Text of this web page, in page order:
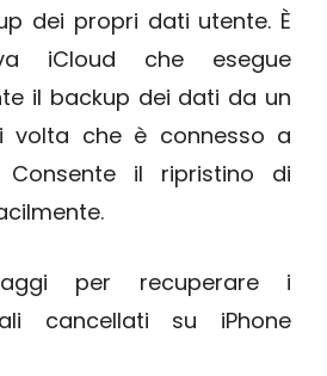
dei propri dati utente. È
iCloud che esegue
il backup dei dati da un
volta che è connesso a
Consente il ripristino di
per recuperare i
cancellati su iPhone